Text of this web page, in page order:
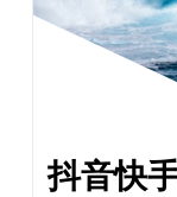
抖音快